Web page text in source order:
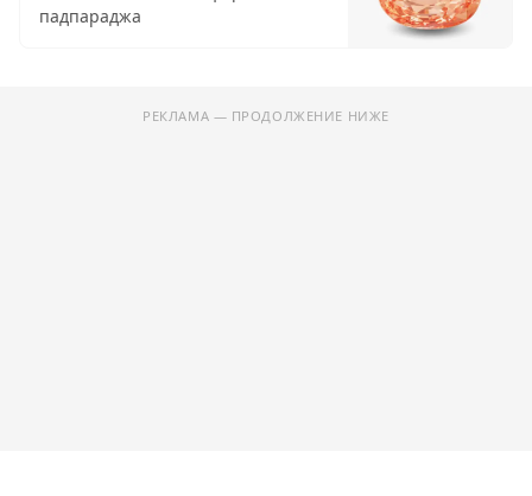
падпараджа
РЕКЛАМА — ПРОДОЛЖЕНИЕ НИЖЕ